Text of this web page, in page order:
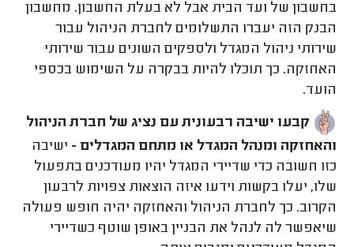
בחשבון של ועד הבית אבל לא בעלת החשבון. מחשבון
הבנק הזה יעברו התשלומים לחברת הניהול עבור
שירותי ניהול המגדל ולספקים השונים עבור שירותי
האחזקה. כך תוכלו להיות בבקרה על השימוש בכספי
הועד.
קבעו ישיבה רבעונית עם נציג של חברת הניהול
והאחזקה ומנהל המגדל או מתחם המגדלים - ישיבה
כזו חשובה כדי שדיירי המגדל יהיו מעודכנים בתפעול
שלו, יעלו בקשות וידעו איזה הוצאות צפויות לרבעון
הקרוב. כך לחברת הניהול והאחזקה יהיה חופש פעולה
שיאפשר לה לנהל את הבניין באופן שוטף כשדיירי